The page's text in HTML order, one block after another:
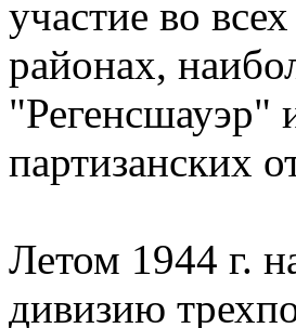
участие во
районах,
"Регенсшауэр"
партизанских
Летом 1944 г.
дивизию